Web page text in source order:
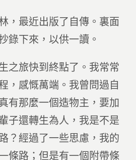
，最近出版了自傳。裏面
錄下來，以供一讀。
之旅快到終點了。我常常
，感慨萬端。我曾問過自
有那麼一個造物主，要加
子還轉生為人，我是不是
？經過了一些思慮，我的
條路；但是有一個附帶條